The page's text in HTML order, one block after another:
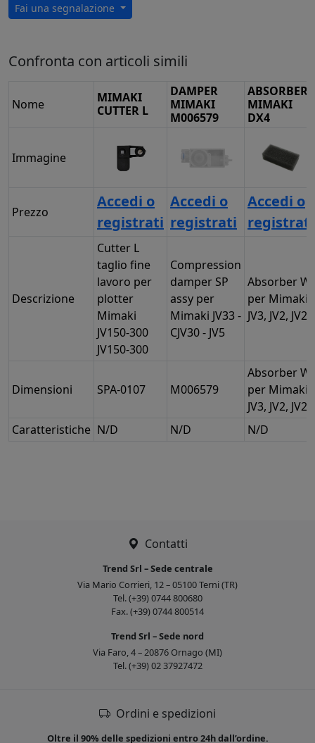
Fai una segnalazione
Confronta con articoli simili
Nome
MIMAKI
CUTTER L
DAMPER
MIMAKI
M006579
ABSORBER
MIMAKI
DX4
Immagine
Prezzo
Accedi o
registrati
Accedi o
registrati
Accedi o
registrati
Descrizione
Cutter L
taglio fine
lavoro per
plotter
Mimaki
JV150-300
JV150-300
Compression
damper SP
assy per
Mimaki JV33 -
CJV30 - JV5
Absorber W
per Mimaki
JV3, JV2, JV22
Dimensioni SPA-0107 M006579
Absorber W
per Mimaki
JV3, JV2, JV22
Caratteristiche N/D N/D N/D
Contatti
Trend Srl – Sede centrale
Via Mario Corrieri, 12 – 05100 Terni (TR)
Tel. (+39) 0744 800680
Fax. (+39) 0744 800514
Trend Srl – Sede nord
Via Faro, 4 – 20876 Ornago (MI)
Tel. (+39) 02 37927472
Ordini e spedizioni
Oltre il 90% delle spedizioni entro 24h dall’ordine.